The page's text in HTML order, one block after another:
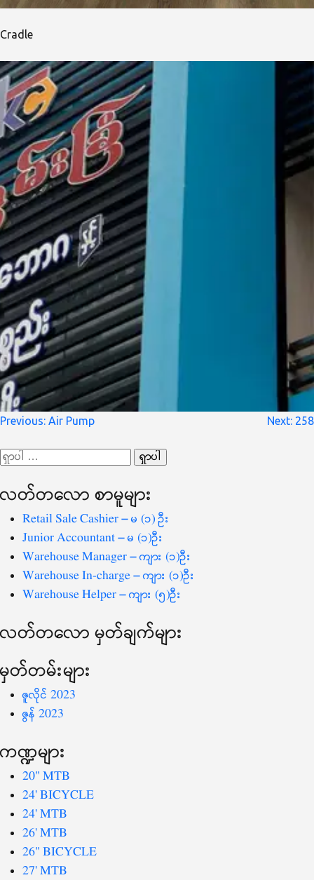
Cradle
စာမူ
ပြ
Previous: Air Pump Next: 258
ရှာ
စကားလုံး
လတ်တ‌လော စာမူများ
Retail Sale Cashier – မ (၁) ဦး
Junior Accountant – မ (၁)ဦး
Warehouse Manager – ကျား (၁)ဦး
Warehouse In-charge – ကျား (၁)ဦး
Warehouse Helper – ကျား (၅)ဦး
လတ်တ‌လော မှတ်ချက်များ
မှတ်တမ်းများ
ဇူလိုင် 2023
ဇွန် 2023
ကဏ္ဍများ
20" MTB
24' BICYCLE
24' MTB
26' MTB
26" BICYCLE
27' MTB